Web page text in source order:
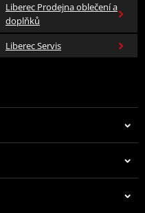
Liberec Prodejna oblečení a
doplňků
Liberec Servis